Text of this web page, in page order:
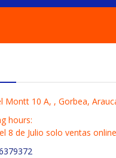
Montt 10 A, , Gorbea,
hours:
8 de Julio solo ventas